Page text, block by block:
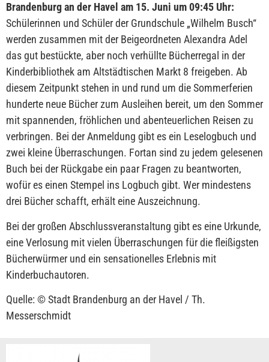
Brandenburg an der Havel am 15. Juni um 09:45 Uhr:
Schülerinnen und Schüler der Grundschule „Wilhelm Busch“
werden zusammen mit der Beigeordneten Alexandra Adel
das gut bestückte, aber noch verhüllte Bücherregal in der
Kinderbibliothek am Altstädtischen Markt 8 freigeben. Ab
diesem Zeitpunkt stehen in und rund um die Sommerferien
hunderte neue Bücher zum Ausleihen bereit, um den Sommer
mit spannenden, fröhlichen und abenteuerlichen Reisen zu
verbringen. Bei der Anmeldung gibt es ein Leselogbuch und
zwei kleine Überraschungen. Fortan sind zu jedem gelesenen
Buch bei der Rückgabe ein paar Fragen zu beantworten,
wofür es einen Stempel ins Logbuch gibt. Wer mindestens
drei Bücher schafft, erhält eine Auszeichnung.
Bei der großen Abschlussveranstaltung gibt es eine Urkunde,
eine Verlosung mit vielen Überraschungen für die fleißigsten
Bücherwürmer und ein sensationelles Erlebnis mit
Kinderbuchautoren.
Quelle: © Stadt Brandenburg an der Havel / Th.
Messerschmidt